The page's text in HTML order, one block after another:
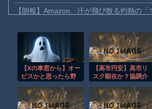
【朗報】Amazon、汗が飛び散る灼熱の
子供向け漫画、謎の闇の大会に参加しがち
【動画】ロシアの空挺兵、パラシュート
【動画】両方馬鹿（笑）ミニストップで
【動画】野菜売りのおじさんにドローン
【Xの車窓から】オー
ビスかと思ったら野
か
【高市円安】高市リ
スク顕在か？協調介
券利回りは急騰。大
丈夫なのか？